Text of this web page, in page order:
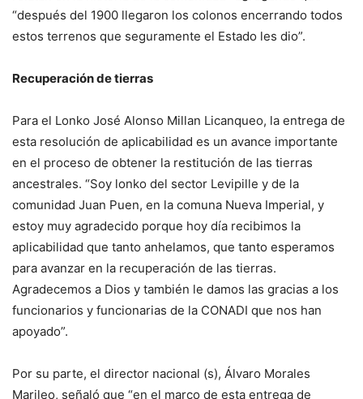
“después del 1900 llegaron los colonos encerrando todos
estos terrenos que seguramente el Estado les dio”.
Recuperación de tierras
Para el Lonko José Alonso Millan Licanqueo, la entrega de
esta resolución de aplicabilidad es un avance importante
en el proceso de obtener la restitución de las tierras
ancestrales. “Soy lonko del sector Levipille y de la
comunidad Juan Puen, en la comuna Nueva Imperial, y
estoy muy agradecido porque hoy día recibimos la
aplicabilidad que tanto anhelamos, que tanto esperamos
para avanzar en la recuperación de las tierras.
Agradecemos a Dios y también le damos las gracias a los
funcionarios y funcionarias de la CONADI que nos han
apoyado”.
Por su parte, el director nacional (s), Álvaro Morales
Marileo, señaló que “en el marco de esta entrega de